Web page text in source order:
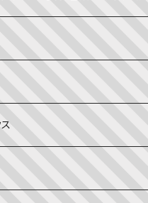
本
・生き方
録